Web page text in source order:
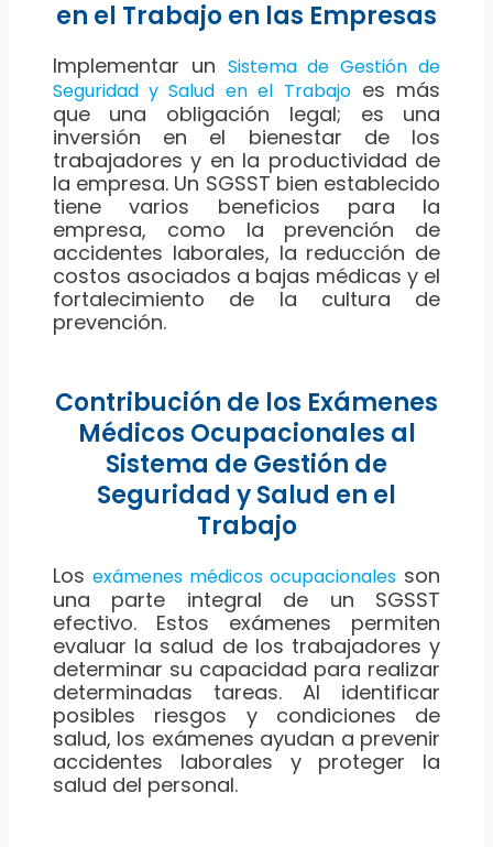
en el Trabajo en las Empresas
Implementar un Sistema de Gestión de
Seguridad y Salud en el Trabajoes más
que una obligación legal; es una
inversión en el bienestar de los
trabajadores y en la productividad de
la empresa. Un SGSST bien establecido
tiene varios beneficios para la
empresa, como la prevención de
accidentes laborales, la reducción de
costos asociados a bajas médicas y el
fortalecimiento de la cultura de
prevención.
Contribución de los Exámenes
Médicos Ocupacionales al
Sistema de Gestión de
Seguridad y Salud en el
Trabajo
Los exámenes médicos ocupacionales son
una parte integral de un SGSST
efectivo. Estos exámenes permiten
evaluar la salud de los trabajadores y
determinar su capacidad para realizar
determinadas tareas. Al identificar
posibles riesgos y condiciones de
salud, los exámenes ayudan a prevenir
accidentes laborales y proteger la
salud del personal.